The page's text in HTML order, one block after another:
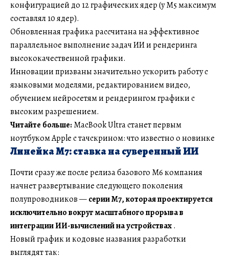
конфигурацией до 12 графических ядер (у M5 максимум
составлял 10 ядер).
Обновленная графика рассчитана на эффективное
параллельное выполнение задач ИИ и рендеринга
высококачественной графики.
Инновации призваны значительно ускорить работу с
языковыми моделями, редактированием видео,
обучением нейросетям и рендерингом графики с
высоким разрешением.
Читайте больше: MacBook Ultra станет первым
ноутбуком Apple с тачскрином: что известно о новинке
Линейка M7: ставка на суверенный ИИ
Почти сразу же после релиза базового M6 компания
начнет развертывание следующего поколения
полупроводников —серии M7, которая проектируется
исключительно вокруг масштабного прорыва в
интеграции ИИ-вычислений на устройствах.
Новый график и кодовые названия разработки
выглядят так: